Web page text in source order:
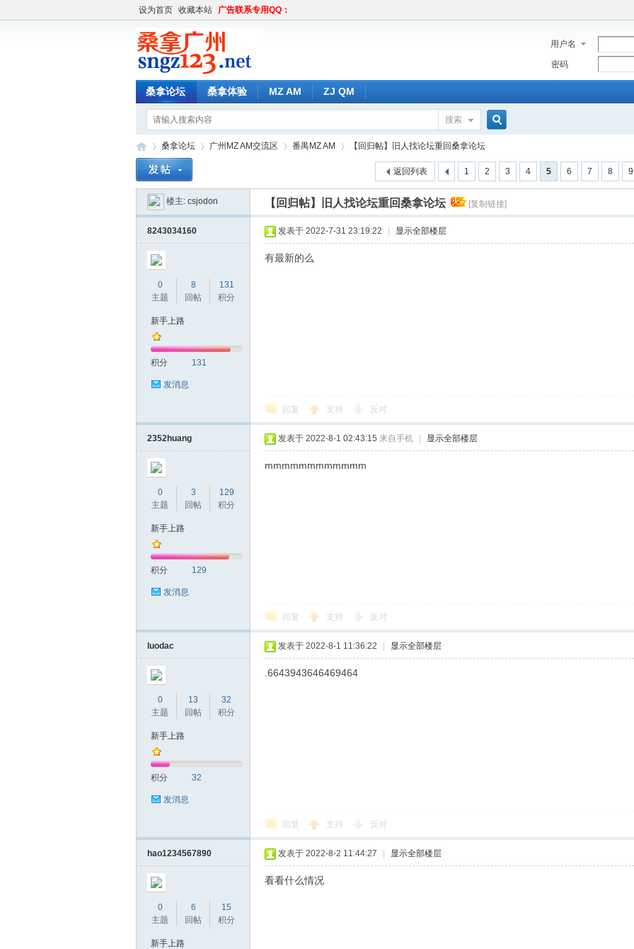
设为首页 收藏本站 广告联系专用QQ：
用户名
密码
桑拿论坛 桑拿体验 MZ AM ZJ QM
搜索
索
论
»
桑拿论坛
›
广州MZ AM交流区
›
番禺MZ AM
›
【回归帖】旧人找论坛重回桑拿论坛
1 2 3 4 5 6 7 8 9
返回列表
楼主: csjodon 【回归帖】旧人找论坛重回桑拿论坛 [复制链接]
8243034160
0
主题
8
回帖
131
积分
新手上路
积分 131
发消息
发表于 2022-7-31 23:19:22 显示全部楼层
有最新的么
回复 支持 反对
2352huang
0
主题
3
回帖
129
积分
新手上路
积分 129
发消息
发表于 2022-8-1 02:43:15 来自手机 显示全部楼层
mmmmmmmmmmmm
回复 支持 反对
luodac
0
主题
13
回帖
32
积分
新手上路
积分 32
发消息
发表于 2022-8-1 11:36:22 显示全部楼层
.6643943646469464
回复 支持 反对
hao1234567890
0
主题
6
回帖
15
积分
新手上路
发表于 2022-8-2 11:44:27 显示全部楼层
看看什么情况